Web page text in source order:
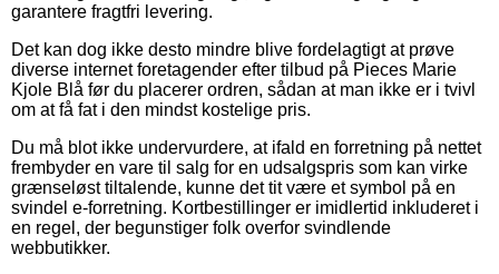
garantere fragtfri levering.
Det kan dog ikke desto mindre blive fordelagtigt at prøve
diverse internet foretagender efter tilbud på Pieces Marie
Kjole Blå før du placerer ordren, sådan at man ikke er i tvivl
om at få fat i den mindst kostelige pris.
Du må blot ikke undervurdere, at ifald en forretning på nettet
frembyder en vare til salg for en udsalgspris som kan virke
grænseløst tiltalende, kunne det tit være et symbol på en
svindel e-forretning. Kortbestillinger er imidlertid inkluderet i
en regel, der begunstiger folk overfor svindlende
webbutikker.